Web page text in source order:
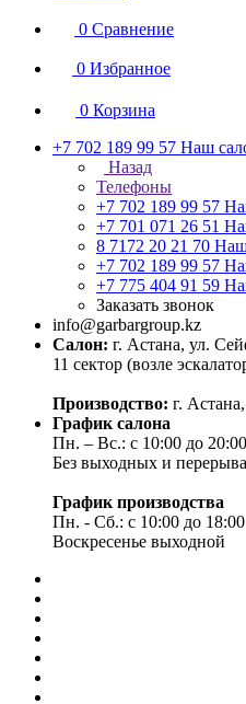
0 Сравнение
0 Избранное
0 Корзина
+7 702 189 99 57 Наш
Назад
Телефоны
+7 702 189 99 57
+7 701 071 26 51
8 7172 20 21 70
+7 702 189 99 57
+7 775 404 91 59
Заказать звонок
info@garbargroup.kz
Салон: г. Астана, ул.
11 сектор (возле
Производство: г.
График салона
Пн. – Вс.: с 10:00 до 20:00
Без выходных и
График производства
Пн. - Сб.: с 10:00 до 18:00
Воскресенье выходной